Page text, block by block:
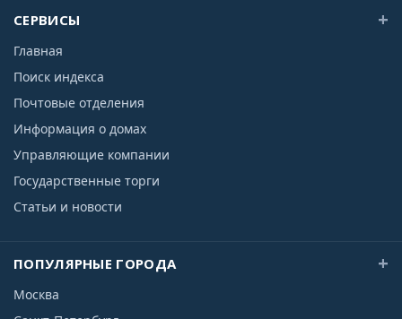
СЕРВИСЫ
Главная
Поиск индекса
Почтовые отделения
Информация о домах
Управляющие компании
Государственные торги
Статьи и новости
ПОПУЛЯРНЫЕ ГОРОДА
Москва